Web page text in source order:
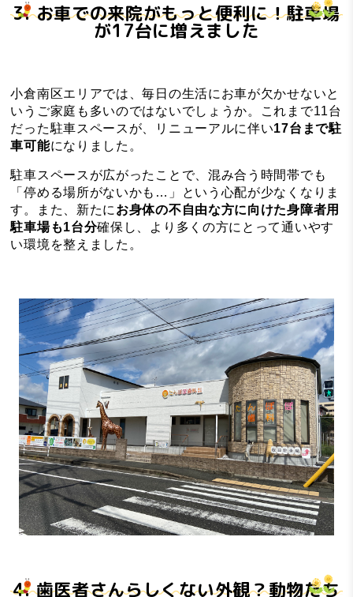
3. お車での来院がもっと便利に！駐車場
が17台に増えました
小倉南区エリアでは、毎日の生活にお車が欠かせないと
いうご家庭も多いのではないでしょうか。これまで11台
だった駐車スペースが、リニューアルに伴い17台まで駐
車可能になりました。
駐車スペースが広がったことで、混み合う時間帯でも
「停める場所がないかも…」という心配が少なくなりま
す。また、新たに お身体の不自由な方に向けた身障者用
駐車場も1台分確保し、より多くの方にとって通いやす
い環境を整えました。
4. 歯医者さんらしくない外観？動物たち